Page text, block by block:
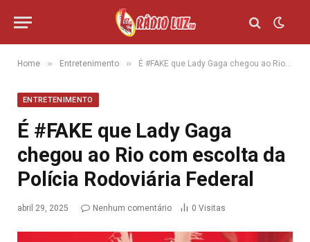
Home » Entretenimento » É #FAKE que Lady Gaga chegou ao Rio com escolta da Polícia Rodoviária Federal
ENTRETENIMENTO
É #FAKE que Lady Gaga
chegou ao Rio com escolta da
Polícia Rodoviária Federal
abril 29, 2025 Nenhum comentário 0 Visitas